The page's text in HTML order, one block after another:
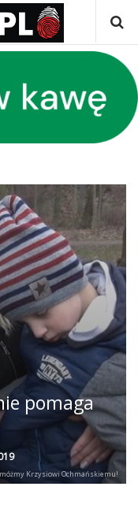
pomaga
Krzysiowi Ochmańskiemu!